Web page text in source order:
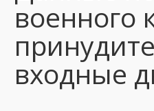
военного
входные